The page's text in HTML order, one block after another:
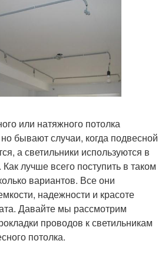
или натяжного потолка
бывают случаи, когда подвесной
а светильники используются в
лучше всего поступить в таком
вариантов. Все они
надежности и красоте
Давайте мы рассмотрим
проводов к светильникам
потолка.